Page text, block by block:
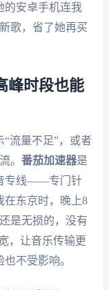
的安卓手机连我
歌，省了她再买
峰时段也能
流量不足”，或者
。 番茄加速器是
专线——专门针
在东京时，晚上8
是无损的，没有
，让音乐传输更
不受影响。